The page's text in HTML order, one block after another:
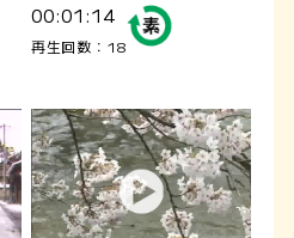
00:01:14
再生回数：18